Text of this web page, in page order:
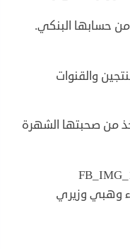
حسابها البنكي.
والقنوات
من صحبتها الشهرة